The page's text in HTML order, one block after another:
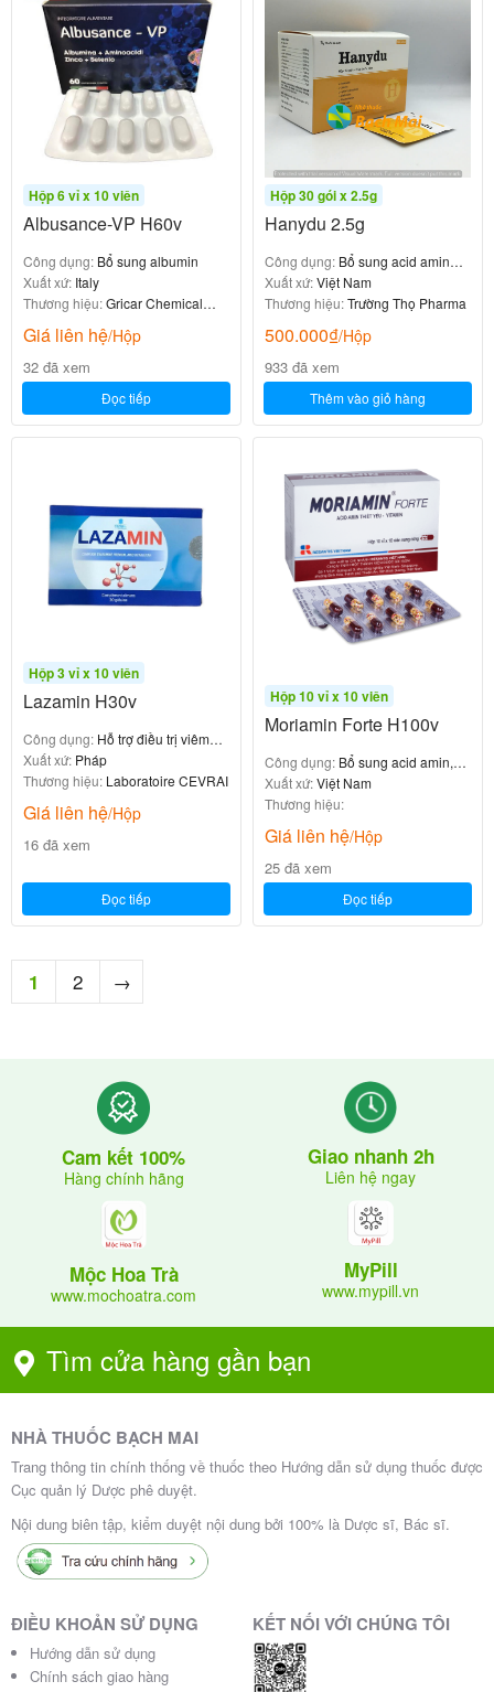
Hộp 6 vỉ x 10 viên
Albusance-VP H60v
Công dụng: Bổ sung albumin
Xuất xứ: Italy
Thương hiệu:Gricar Chemical
Giá liên hệ/Hộp
32 đã xem
Đọc tiếp
Hộp 30 gói x 2.5g
Hanydu 2.5g
Công dụng: Bổ sung acid amin
thiết yếu
Xuất xứ:Việt Nam
Thương hiệu:Trường Thọ Pharma
500.000₫/Hộp
933 đã xem
Thêm vào giỏ hàng
Hộp 3 vỉ x 10 viên
Lazamin H30v
Công dụng: Hỗ trợ điều trị viêm
gan, xơ gan
Xuất xứ: Pháp
Thương hiệu: Laboratoire CEVRAI
Giá liên hệ/Hộp
16 đã xem
Đọc tiếp
Hộp 10 vỉ x 10 viên
Moriamin Forte H100v
Công dụng: Bổ sung acid amin,
vitamin
Xuất xứ:Việt Nam
Thương hiệu:
Giá liên hệ/Hộp
25 đã xem
Đọc tiếp
1 2 →
Cam kết 100%
Hàng chính hãng
Giao nhanh 2h
Liên hệ ngay
Mộc Hoa Trà
www.mochoatra.com
MyPill
www.mypill.vn
Tìm cửa hàng gần bạn
NHÀ THUỐC BẠCH MAI
Trang thông tin chính thống về thuốc theo Hướng dẫn sử dụng thuốc được
Cục quản lý Dược phê duyệt.
Nội dung biên tập, kiểm duyệt nội dung bởi 100% là Dược sĩ, Bác sĩ.
ĐIỀU KHOẢN SỬ DỤNG
Hướng dẫn sử dụng
Chính sách giao hàng
KẾT NỐI VỚI CHÚNG TÔI